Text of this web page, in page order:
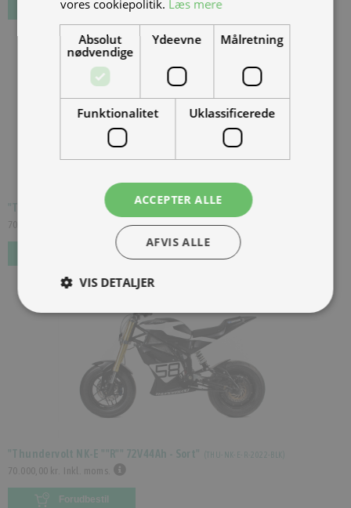
"Thundervolt NK-E ""R"" 72V44Ah - Rød" THU-NK-E-R-2022-RED
70.000,00 kr.
"Thundervolt NK-E ""R"" 72V44Ah - Sort" ( THU-NK-E-R-2022-BLK
70.000,00 kr. Inkl. moms.
Forudbestil
vores cookiepolitik. Læs mere
Absolut
nødvendige
Ydeevne Målretning
Funktionalitet Uklassificerede
ACCEPTER ALLE
AFVIS ALLE
VIS DETALJER